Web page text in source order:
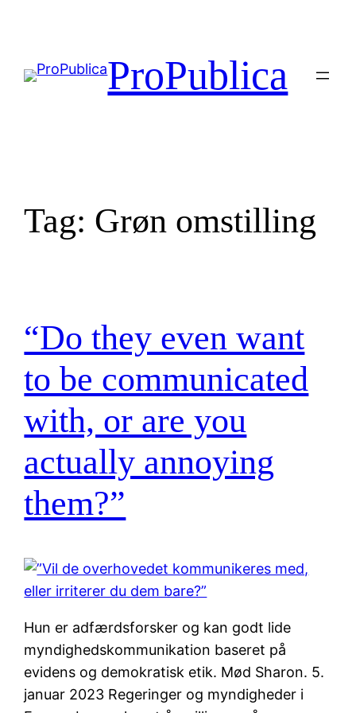
content
ProPublica
Tag: Grøn omstilling
“Do they even want
to be communicated
with, or are you
actually annoying
them?”
Hun er adfærdsforsker og kan godt lide
myndighedskommunikation baseret på
evidens og demokratisk etik. Mød Sharon. 5.
januar 2023 Regeringer og myndigheder i